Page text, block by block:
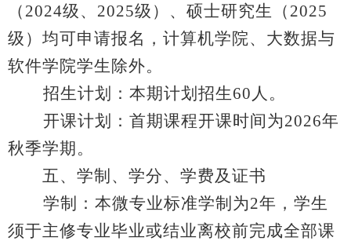
（ 2024级、 2025级）、硕士研究生（ 2025
级）均可申请报名，计算机学院、大数据与
软件学院学生除外。
招生计划：本期计划招生60 人。
开课计划：首期课程开课时间为2026年
秋季学期。
五、学制、学分、学费及证书
学制：本微专业标准学制为2年，学生
须于主修专业毕业或结业离校前完成全部课